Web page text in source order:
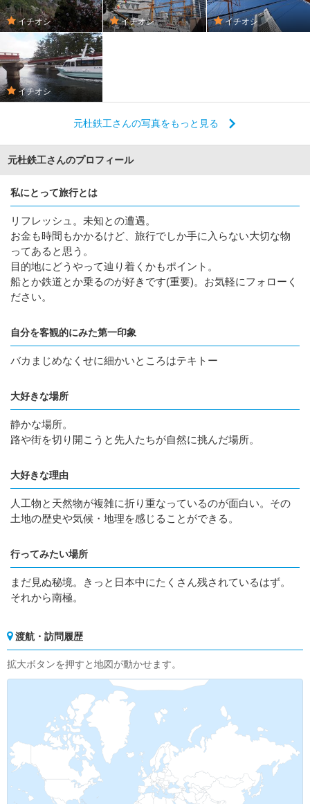
イチオシ イチオシ イチオシ
イチオシ
元杜鉄工さんの写真をもっと見る
元杜鉄工さんのプロフィール
私にとって旅行とは
リフレッシュ。未知との遭遇。
お金も時間もかかるけど、旅行でしか手に入らない大切な物
ってあると思う。
目的地にどうやって辿り着くかもポイント。
船とか鉄道とか乗るのが好きです(重要)。お気軽にフォローく
ださい。
自分を客観的にみた第一印象
バカまじめなくせに細かいところはテキトー
大好きな場所
静かな場所。
路や街を切り開こうと先人たちが自然に挑んだ場所。
大好きな理由
人工物と天然物が複雑に折り重なっているのが面白い。その
土地の歴史や気候・地理を感じることができる。
行ってみたい場所
まだ見ぬ秘境。きっと日本中にたくさん残されているはず。
それから南極。
渡航・訪問履歴
拡大ボタンを押すと地図が動かせます。